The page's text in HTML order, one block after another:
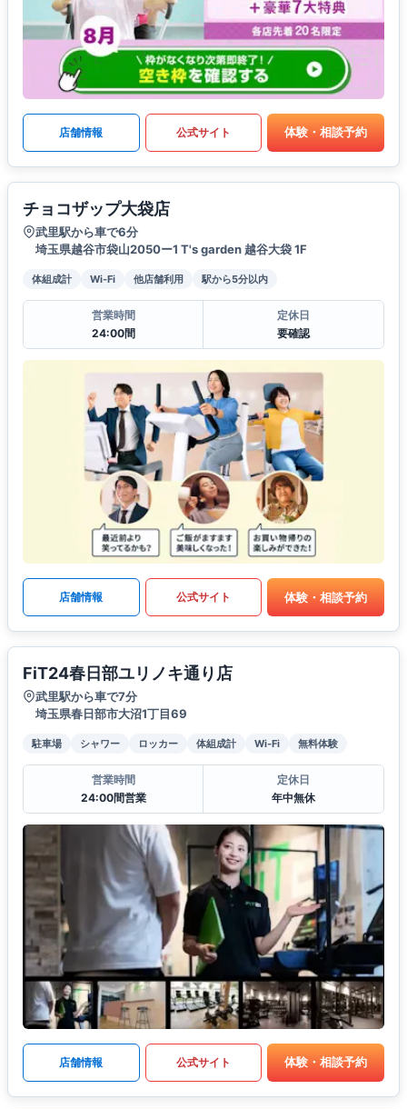
店舗情報 公式サイト 体験・相談予約
チョコザップ大袋店
武里駅から車で6分
埼玉県越谷市袋山2050ー1 T's garden 越谷大袋 1F
体組成計 Wi-Fi 他店舗利用 駅から5分以内
営業時間
24:00間
定休日
要確認
店舗情報 公式サイト 体験・相談予約
FiT24春日部ユリノキ通り店
武里駅から車で7分
埼玉県春日部市大沼1丁目69
駐車場 シャワー ロッカー 体組成計 Wi-Fi 無料体験
営業時間
24:00間営業
定休日
年中無休
店舗情報 公式サイト 体験・相談予約